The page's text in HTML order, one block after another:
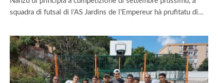
squadra di futsal di l’AS Jardins de l’Empereur hà prufitatu di…